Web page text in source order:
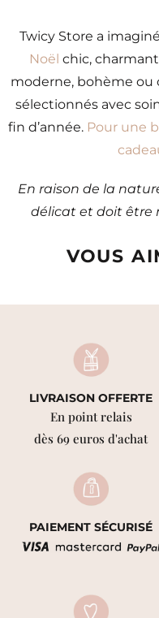
Twicy Store a
Noël chic,
moderne, bohème ou
sélectionnés avec
fin d’année. Pour une
En raison de la
délicat et doit être
VOUS
LIVRAISON OFFERTE
En point relais
dès 69 euros d'achat
PAIEMENT SÉCURISÉ